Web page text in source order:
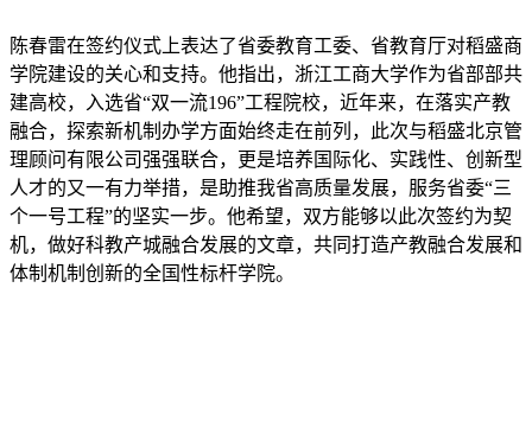
陈春雷在签约仪式上表达了省委教育工委、省教育厅对稻盛商
学院建设的关心和支持。他指出，浙江工商大学作为省部部共
建高校，入选省“双一流196”工程院校，近年来，在落实产教
融合，探索新机制办学方面始终走在前列，此次与稻盛北京管
理顾问有限公司强强联合，更是培养国际化、实践性、创新型
人才的又一有力举措，是助推我省高质量发展，服务省委“三
个一号工程”的坚实一步。他希望，双方能够以此次签约为契
机，做好科教产城融合发展的文章，共同打造产教融合发展和
体制机制创新的全国性标杆学院。